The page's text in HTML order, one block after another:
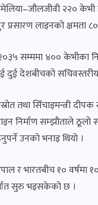
२२०
लाइनको क्षमता
सम्ममा ४०० केभीका
दुई देशबीचको
तथा सिँचाइमन्त्री
निर्माण सम्झौताले ठूलो
उनको भनाइ थियो ।
र भारतबीच १० वर्षमा
सुरु भइसकेको छ ।